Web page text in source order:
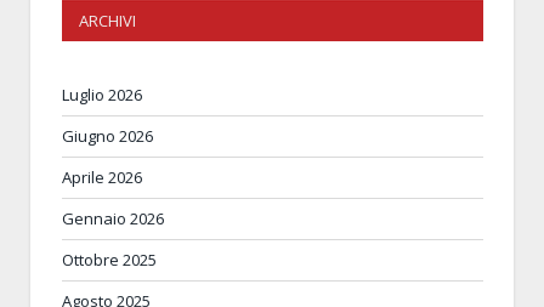
ARCHIVI
Luglio 2026
Giugno 2026
Aprile 2026
Gennaio 2026
Ottobre 2025
Agosto 2025